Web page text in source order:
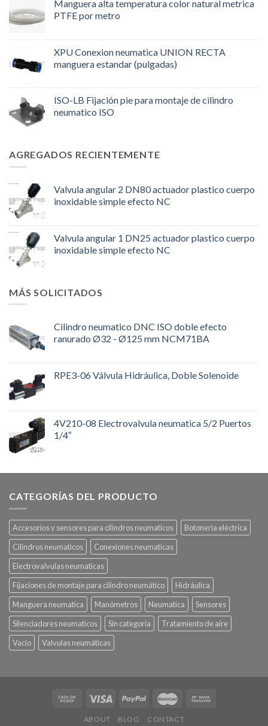
Manguera alta temperatura color natural metrica
PTFE por metro
XPU Conexion neumatica UNION RECTA
manguera estandar (pulgadas)
ISO-LB Fijación pie para montaje de cilindro
neumatico ISO
AGREGADOS RECIENTEMENTE
Valvula angular 2 DN80 actuador plastico cuerpo
inoxidable simple efecto NC
Valvula angular 1 DN25 actuador plastico cuerpo
inoxidable simple efecto NC
MÁS SOLICITADOS
Cilindro neumatico DNC ISO doble efecto
ranurado Ø32 - Ø125 mm NCM71BA
RPE3-06 Válvula Hidráulica, Doble Solenoide
4V210-08 Electrovalvula neumatica 5/2 Puertos
1/4″
CATEGORÍAS DEL PRODUCTO
Accesorios y sensores para cilindros neumaticos
Botoneria eléctrica
Cilindros neumaticos
Conexiones neumaticas
Electrovalvulas neumaticas
Fijaciones de montaje para cilindro neumático
Hidráulica
Manguera neumatica
Manómetros Neumatica
Sensores
Silenciadores neumaticos
Sin categoría
Tratamiento de aire
Vacío
Valvulas neumáticas
ABOUT BLOG CONTACT